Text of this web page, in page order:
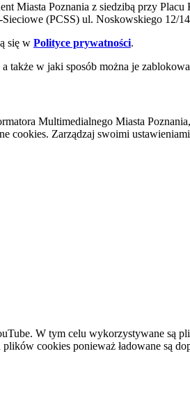
Miasta Poznania z siedzibą przy
(PCSS) ul. Noskowskiego 12/
się w Polityce prywatności.
także w jaki sposób można je
Multimedialnego Miasta
cookies. Zarządzaj swoimi
W tym celu wykorzystywane są
cookies ponieważ ładowane są